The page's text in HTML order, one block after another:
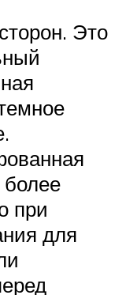
Это
более
при
для